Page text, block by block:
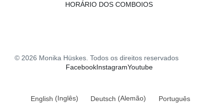
HORÁRIO DOS COMBOIOS
© 2026 Monika Hüskes. Todos os direitos reservados
FacebookInstagramYoutube
English (Inglês) Deutsch (Alemão) Português